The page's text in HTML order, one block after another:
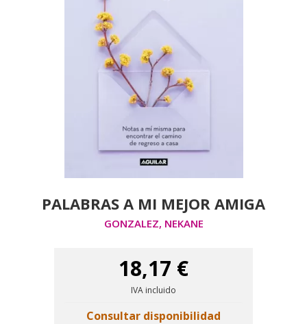
PALABRAS A MI MEJOR AMIGA
GONZALEZ, NEKANE
18,17 €
IVA incluido
Consultar disponibilidad